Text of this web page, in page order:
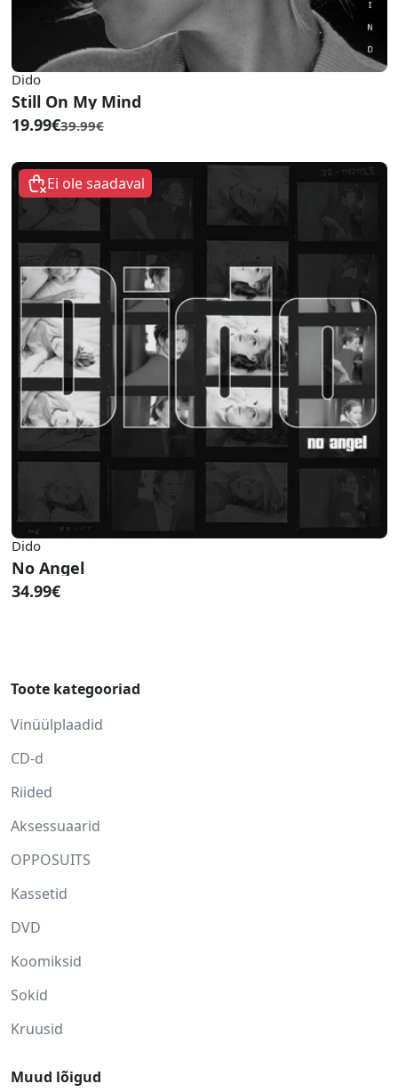
Dido
Still On My Mind
19.99€39.99€
Ei ole saadaval
Dido
No Angel
34.99€
Toote kategooriad
Vinüülplaadid
CD-d
Riided
Aksessuaarid
OPPOSUITS
Kassetid
DVD
Koomiksid
Sokid
Kruusid
Muud lõigud